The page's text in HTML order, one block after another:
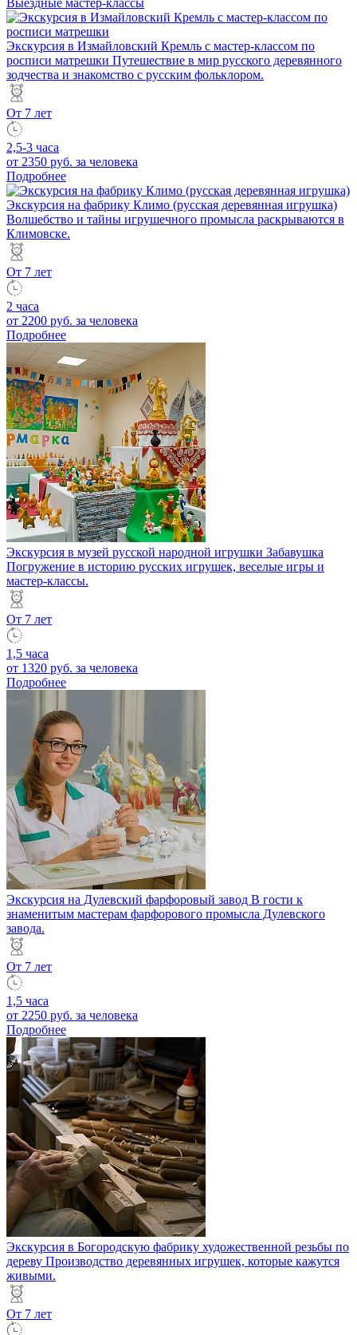
Экскурсия в Измайловский Кремль с мастер-классом по
росписи матрешки Путешествие в мир русского деревянного
зодчества и знакомство с русским фольклором.
От 7 лет
2,5-3 часа
от 2350 руб. за человека
Подробнее
Экскурсия на фабрику Климо (русская деревянная игрушка)
Волшебство и тайны игрушечного промысла раскрываются в
Климовске.
От 7 лет
2 часа
от 2200 руб. за человека
Подробнее
Экскурсия в музей русской народной игрушки Забавушка
Погружение в историю русских игрушек, веселые игры и
мастер-классы.
От 7 лет
1,5 часа
от 1320 руб. за человека
Подробнее
Экскурсия на Дулевский фарфоровый завод В гости к
знаменитым мастерам фарфорового промысла Дулевского
завода.
От 7 лет
1,5 часа
от 2250 руб. за человека
Подробнее
Экскурсия в Богородскую фабрику художественной резьбы по
дереву Производство деревянных игрушек, которые кажутся
живыми.
От 7 лет